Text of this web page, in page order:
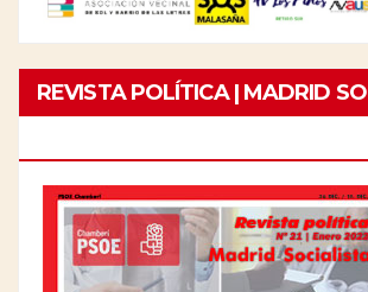
REVISTA POLÍTICA | MADRID